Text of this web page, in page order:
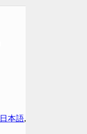
日本語,